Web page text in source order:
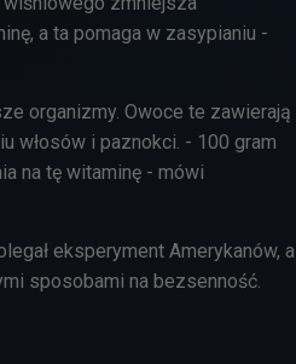
a ta pomaga w zasypianiu -
organizmy. Owoce te zawierają
włosów i paznokci. - 100 gram
na tę witaminę - mówi
eksperyment Amerykanów, a
sposobami na bezsenność.